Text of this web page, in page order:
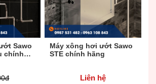
Sawo
chính
đ
Máy xông hơi ướt Sawo
STE chính hãng
Liên hệ